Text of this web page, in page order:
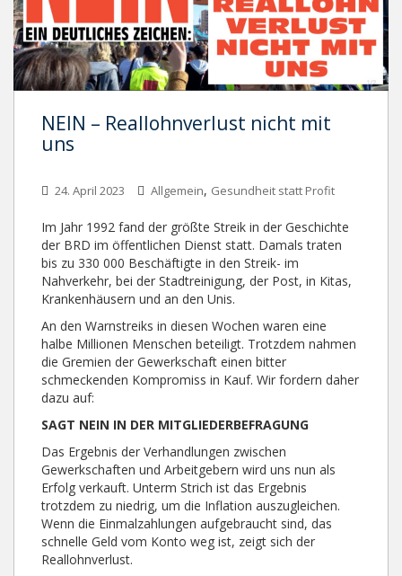
NEIN – Reallohnverlust nicht mit
uns
24. April 2023 Allgemein, Gesundheit statt Profit
Im Jahr 1992 fand der größte Streik in der Geschichte
der BRD im öffentlichen Dienst statt. Damals traten
bis zu 330 000 Beschäftigte in den Streik- im
Nahverkehr, bei der Stadtreinigung, der Post, in Kitas,
Krankenhäusern und an den Unis.
An den Warnstreiks in diesen Wochen waren eine
halbe Millionen Menschen beteiligt. Trotzdem nahmen
die Gremien der Gewerkschaft einen bitter
schmeckenden Kompromiss in Kauf. Wir fordern daher
dazu auf:
SAGT NEIN IN DER MITGLIEDERBEFRAGUNG
Das Ergebnis der Verhandlungen zwischen
Gewerkschaften und Arbeitgebern wird uns nun als
Erfolg verkauft. Unterm Strich ist das Ergebnis
trotzdem zu niedrig, um die Inflation auszugleichen.
Wenn die Einmalzahlungen aufgebraucht sind, das
schnelle Geld vom Konto weg ist, zeigt sich der
Reallohnverlust.